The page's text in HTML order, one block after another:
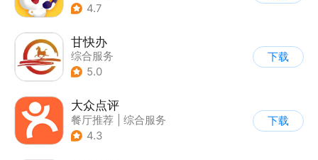
4.7
甘快办
综合服务
5.0
下载
大众点评
餐厅推荐
综合服务
4.3
下载